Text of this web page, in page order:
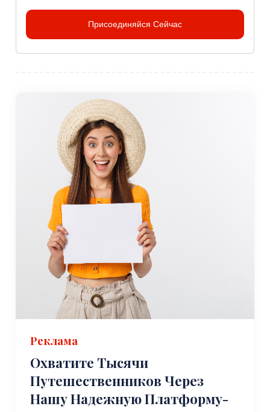
Присоединяйся Сейчас
Реклама
Охватите Тысячи
Путешественников Через
Нашу Надежную Платформу-